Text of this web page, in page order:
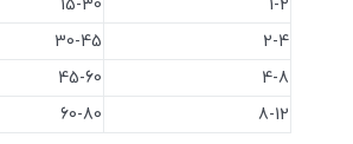
2-4
30-45
4-8
45-60
8-12
60-80